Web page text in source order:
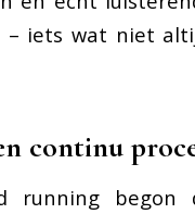
iets wat niet
continu
running begon